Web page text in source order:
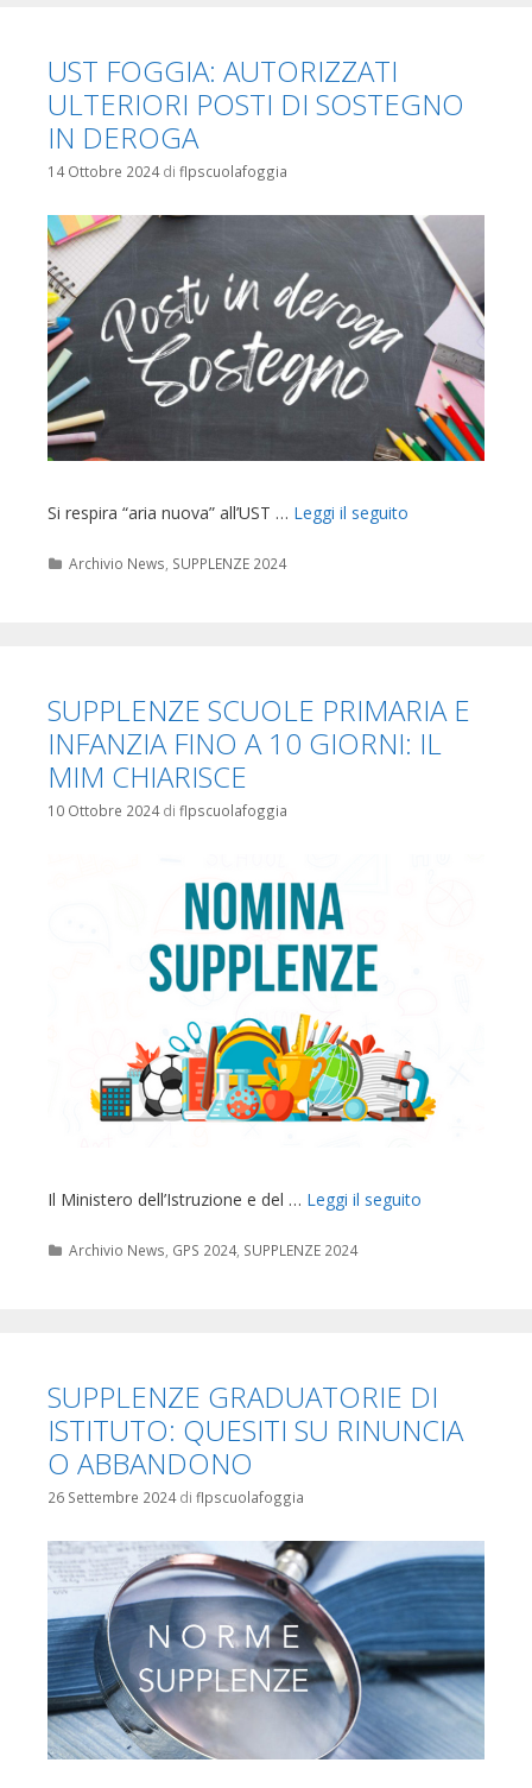
UST FOGGIA: AUTORIZZATI
ULTERIORI POSTI DI SOSTEGNO
IN DEROGA
14 Ottobre 2024 di flpscuolafoggia
Si respira “aria nuova” all’UST … Leggi il seguito
Categorie
Archivio News SUPPLENZE 2024
SUPPLENZE SCUOLE PRIMARIA E
INFANZIA FINO A 10 GIORNI: IL
MIM CHIARISCE
10 Ottobre 2024 di flpscuolafoggia
Il Ministero dell’Istruzione e del … Leggi il seguito
Categorie
Archivio News GPS 2024, SUPPLENZE 2024
SUPPLENZE GRADUATORIE DI
ISTITUTO: QUESITI SU RINUNCIA
O ABBANDONO
26 Settembre 2024 di flpscuolafoggia